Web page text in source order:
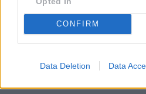
CONFIRM
Data Deletion Data